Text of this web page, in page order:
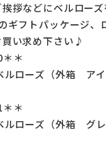
拶などにベルロー
ギフトパッケージ、
い求め下さい♪
＊
ルローズ（外箱 アイ
＊
ルローズ（外箱 グレ